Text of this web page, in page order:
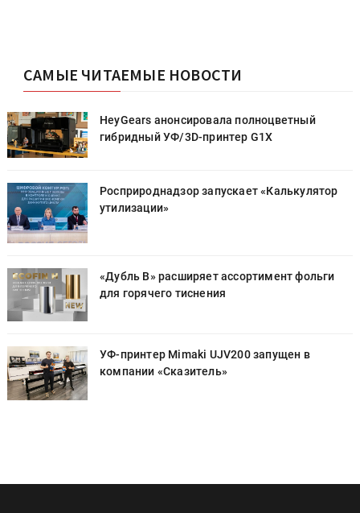
САМЫЕ ЧИТАЕМЫЕ НОВОСТИ
HeyGears анонсировала полноцветный
гибридный УФ/3D-принтер G1X
Росприроднадзор запускает «Калькулятор
утилизации»
«Дубль В» расширяет ассортимент фольги
для горячего тиснения
УФ-принтер Mimaki UJV200 запущен в
компании «Сказитель»